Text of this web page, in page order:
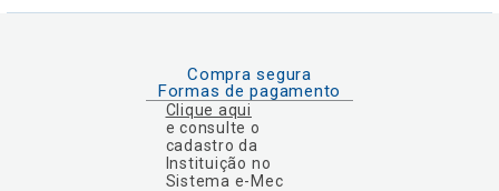
Compra segura
Formas de pagamento
Clique aqui
e consulte o
cadastro da
Instituição no
Sistema e-Mec